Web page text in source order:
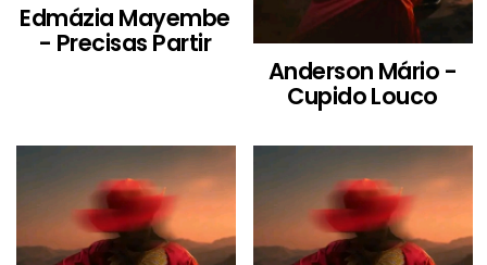
Edmázia Mayembe
- Precisas Partir
Anderson Mário -
Cupido Louco